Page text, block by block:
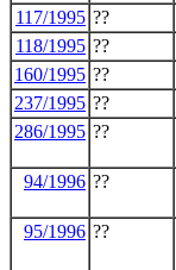
117/1995 ??
118/1995 ??
160/1995 ??
237/1995 ??
286/1995 ??
94/1996 ??
95/1996 ??